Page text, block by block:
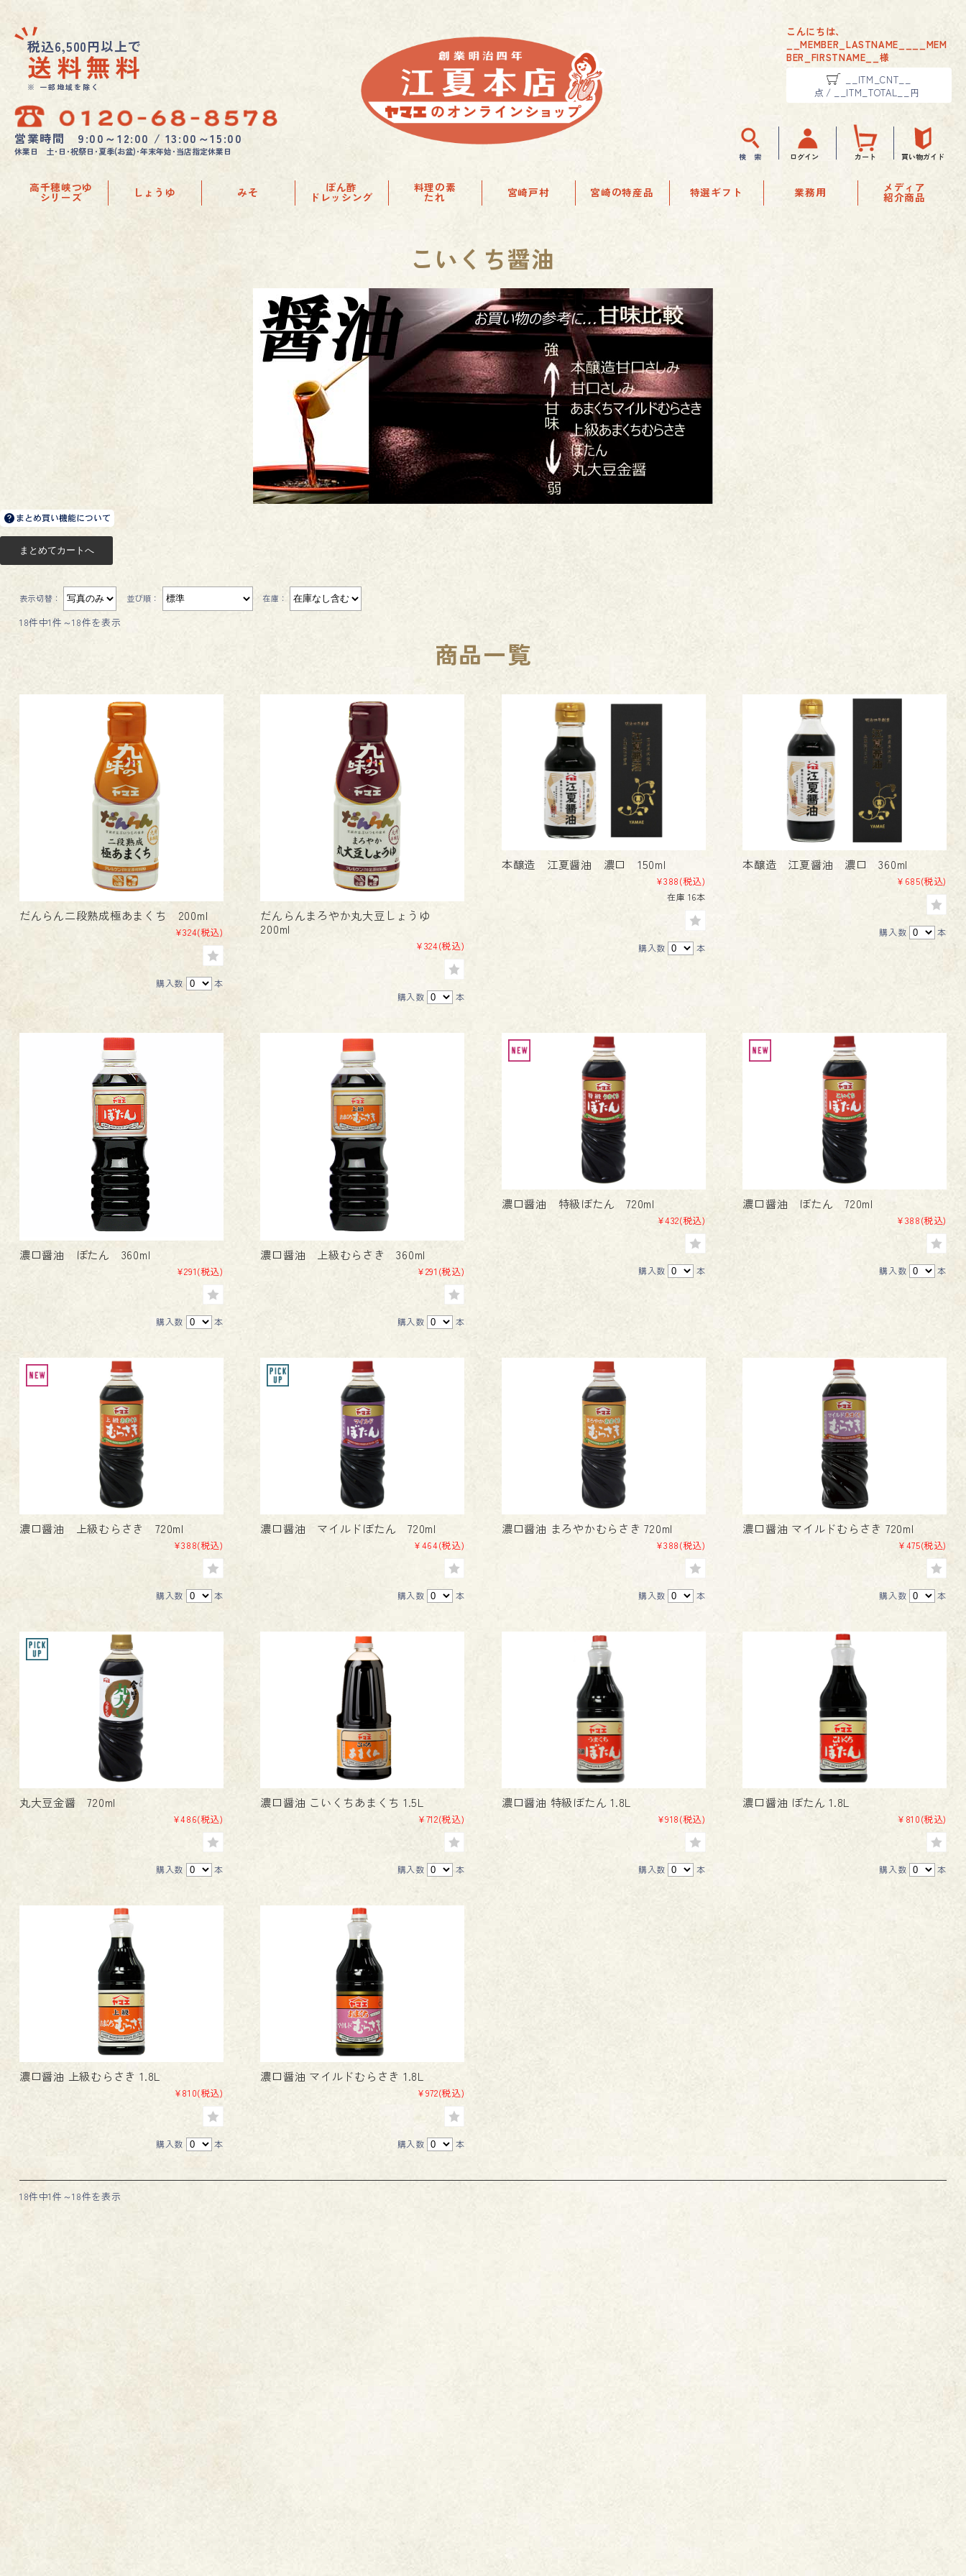
税込6,500円以上で
送料無料
※ 一部地域を除く
営業時間 9:00～12:00 / 13:00～15:00
休業日 土･日･祝祭日･夏季(お盆)･年末年始･当店指定休業日
こんにちは、
__MEMBER_LASTNAME__
__MEM
BER_FIRSTNAME__ 様
__ITM_CNT__
点 / __ITM_TOTAL__ 円
検 索 ログイン カート 買い物ガイド
高千穂峡つゆ
シリーズ しょうゆ みそ ぽん酢
ドレッシング
料理の素
たれ 宮崎戸村 宮崎の特産品 特選ギフト 業務用 メディア
紹介商品
こいくち醤油
表示切替： 並び順： 在庫：
18件中1件～18件を表示
商品一覧
だんらん二段熟成極あまくち 200ml
¥324(税込)
購入数 本
だんらんまろやか丸大豆しょうゆ
200ml
¥324(税込)
購入数 本
本醸造 江夏醤油 濃口 150ml
¥388(税込)
在庫 16本
購入数 本
本醸造 江夏醤油 濃口 360ml
¥685(税込)
購入数 本
濃口醤油 ぼたん 360ml
¥291(税込)
購入数 本
濃口醤油 上級むらさき 360ml
¥291 (税込)
購入数 本
濃口醤油 特級ぼたん 720ml
¥432(税込)
購入数 本
濃口醤油 ぼたん 720ml
¥388(税込)
購入数 本
濃口醤油 上級むらさき 720ml
¥388(税込)
購入数 本
濃口醤油 マイルドぼたん 720ml
¥464(税込)
購入数 本
濃口醤油 まろやかむらさき 720ml
¥388(税込)
購入数 本
濃口醤油 マイルドむらさき 720ml
¥475(税込)
購入数 本
丸大豆金醤 720ml
¥486(税込)
購入数 本
濃口醤油 こいくちあまくち 1.5L
¥712(税込)
購入数 本
濃口醤油 特級ぼたん 1.8L
¥918(税込)
購入数 本
濃口醤油 ぼたん 1.8L
¥810(税込)
購入数 本
濃口醤油 上級むらさき 1.8L
¥810(税込)
購入数 本
濃口醤油 マイルドむらさき 1.8L
¥972(税込)
購入数 本
18件中1件～18件を表示